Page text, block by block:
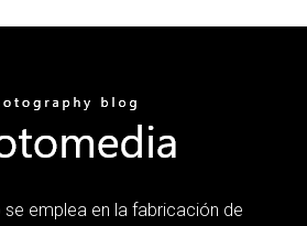
se emplea en la fabricación de